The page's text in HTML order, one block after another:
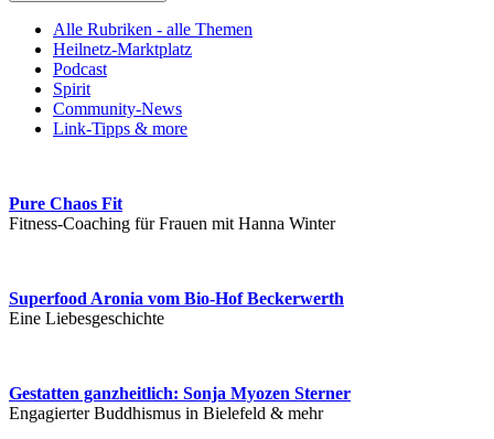
Alle Rubriken - alle Themen
Heilnetz-Marktplatz
Podcast
Spirit
Community-News
Link-Tipps & more
Pure Chaos Fit
Fitness-Coaching für Frauen mit Hanna Winter
Superfood Aronia vom Bio-Hof Beckerwerth
Eine Liebesgeschichte
Gestatten ganzheitlich: Sonja Myozen Sterner
Engagierter Buddhismus in Bielefeld & mehr